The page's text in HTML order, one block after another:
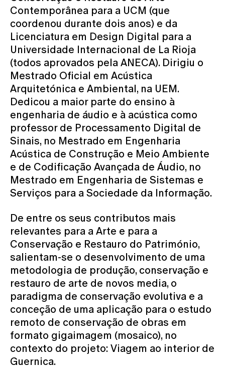
Contemporânea para a UCM (que
coordenou durante dois anos) e da
Licenciatura em Design Digital para a
Universidade Internacional de La Rioja
(todos aprovados pela ANECA). Dirigiu o
Mestrado Oficial em Acústica
Arquitetónica e Ambiental, na UEM.
Dedicou a maior parte do ensino à
engenharia de áudio e à acústica como
professor de Processamento Digital de
Sinais, no Mestrado em Engenharia
Acústica de Construção e Meio Ambiente
e de Codificação Avançada de Áudio, no
Mestrado em Engenharia de Sistemas e
Serviços para a Sociedade da Informação.
De entre os seus contributos mais
relevantes para a Arte e para a
Conservação e Restauro do Património,
salientam-se o desenvolvimento de uma
metodologia de produção, conservação e
restauro de arte de novos media, o
paradigma de conservação evolutiva e a
conceção de uma aplicação para o estudo
remoto de conservação de obras em
formato gigaimagem (mosaico), no
contexto do projeto: Viagem ao interior de
Guernica.